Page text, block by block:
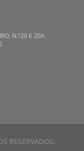
N.º20 E 20A
RESERVADOS.